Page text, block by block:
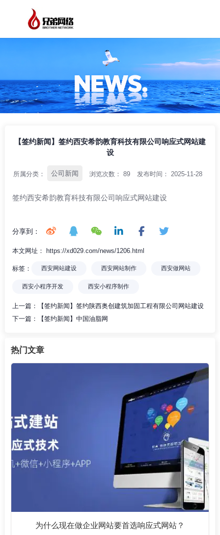
【签约新闻】签约西安希韵教育科技有限公司响应式网站建
设
所属分类： 公司新闻 浏览次数： 89 发布时间： 2025-11-28
签约西安希韵教育科技有限公司响应式网站建设
分享到：
本文网址： https://xd029.com/news/1206.html
标签： 西安网站建设 西安网站制作 西安做网站
西安小程序开发 西安小程序制作
上一篇：
【签约新闻】签约陕西奥创建筑加固工程有限公司网站建设
下一篇：
【签约新闻】中国油脂网
热门文章
为什么现在做企业网站要首选响应式网站？